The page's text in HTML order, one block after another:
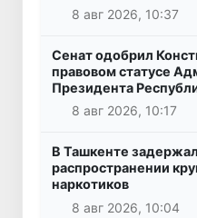
8 авг 2026, 10:37
Сенат одобрил
правовом статусе
Президента
8 авг 2026, 10:17
В Ташкенте
распространении
наркотиков
8 авг 2026, 10:04